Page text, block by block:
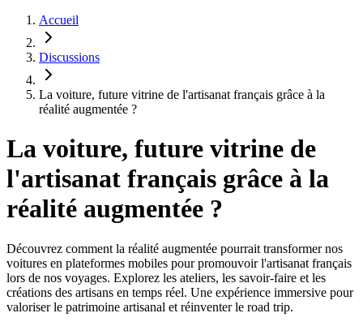
Accueil
Discussions
La voiture, future vitrine de l'artisanat français grâce à la
réalité augmentée ?
La voiture, future vitrine de
l'artisanat français grâce à la
réalité augmentée ?
Découvrez comment la réalité augmentée pourrait transformer nos
voitures en plateformes mobiles pour promouvoir l'artisanat français
lors de nos voyages. Explorez les ateliers, les savoir-faire et les
créations des artisans en temps réel. Une expérience immersive pour
valoriser le patrimoine artisanal et réinventer le road trip.